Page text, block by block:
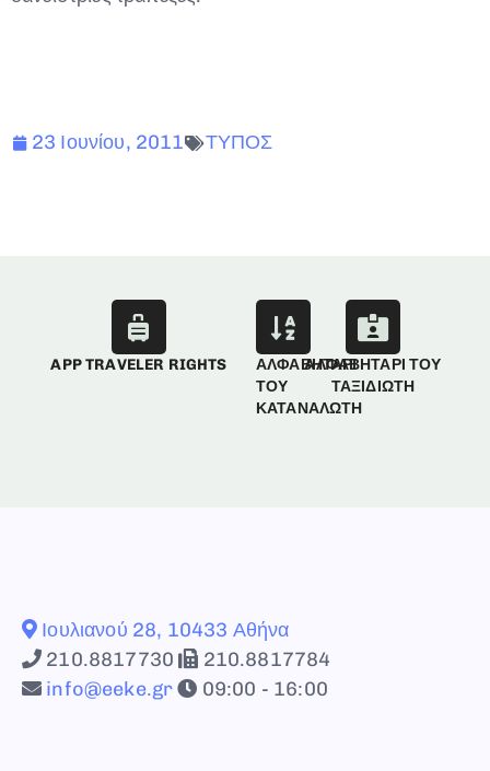
23 Ιουνίου, 2011 ΤΥΠΟΣ
APP TRAVELER RIGHTS
ΑΛΦΑΒΗΤΑΡΙ
ΤΟΥ
ΚΑΤΑΝΑΛΩΤΗ
ΑΛΦΑΒΗΤΑΡΙ ΤΟΥ
ΤΑΞΙΔΙΩΤΗ
Ιουλιανού 28, 10433 Αθήνα
210.8817730
210.8817784
info@eeke.gr
09:00 - 16:00